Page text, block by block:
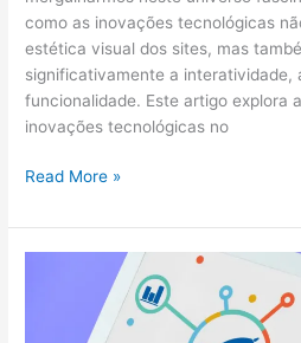
como as inovações tecnológicas
estética visual dos sites, mas
significativamente a interatividade,
funcionalidade. Este artigo explora
inovações tecnológicas no
Read More »
Desvendando